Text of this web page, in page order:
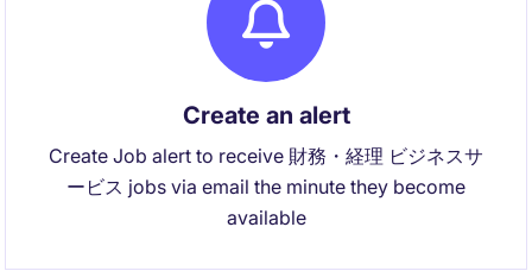
Create an alert
Create Job alert to receive 財務・経理 ビジネスサ
ービス jobs via email the minute they become
available